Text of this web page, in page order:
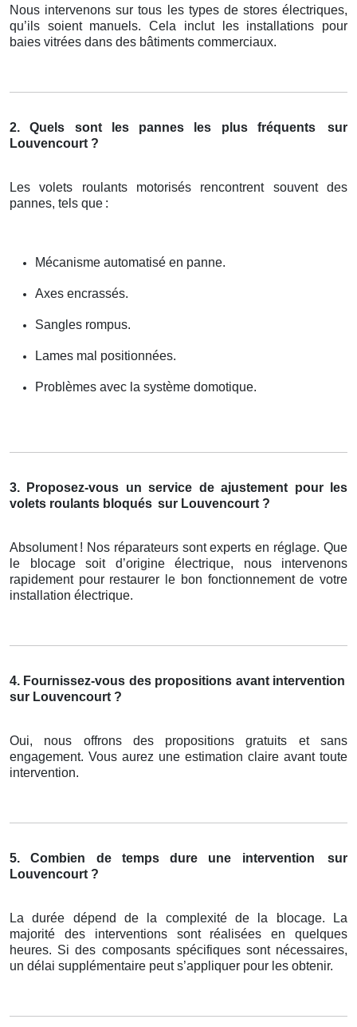
Nous intervenons sur tous les types de stores électriques,
qu’ils soient manuels. Cela inclut les installations pour
baies vitrées dans des bâtiments commerciaux.
2. Quels sont les pannes les plus fréquents
sur
Louvencourt ?
Les volets roulants motorisés rencontrent souvent des
pannes, tels que :
Mécanisme automatisé en panne.
Axes encrassés.
Sangles rompus.
Lames mal positionnées.
Problèmes avec la système domotique.
3. Proposez-vous un service de ajustement pour les
volets roulants bloqués sur Louvencourt ?
Absolument ! Nos réparateurs sont experts en réglage. Que
le blocage soit d’origine é lectrique, nous intervenons
rapidement pour restaurer le bon fonctionnement de votre
installation é lectrique.
4. Fournissez-vous des propositions avant intervention
sur Louvencourt ?
Oui, nous offrons des propositions gratuits et sans
engagement. Vous aurez une estimation claire avant toute
intervention.
5. Combien de temps dure une intervention
sur
Louvencourt ?
La durée dépend de la complexité de la blocage. La
majorité des interventions sont réalisées en quelques
heures. Si des composants spécifiques sont nécessaires,
un délai supplémentaire peut s’appliquer pour les obtenir.